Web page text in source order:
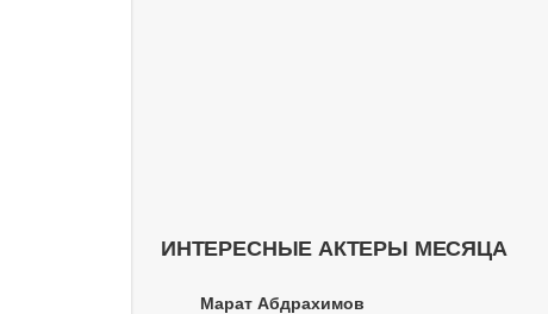
ИНТЕРЕСНЫЕ АКТЕРЫ МЕСЯЦА
Марат Абдрахимов